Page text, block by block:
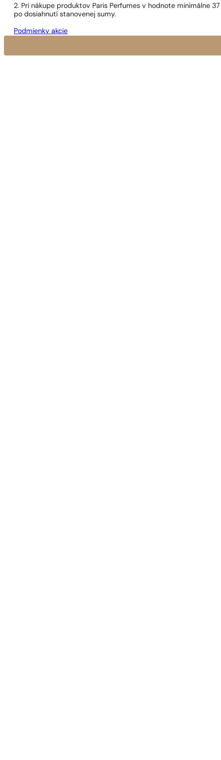
2. Pri nákupe produktov Paris Perfumes v hodnote minimálne
po dosiahnutí stanovenej sumy.
Podmienky akcie